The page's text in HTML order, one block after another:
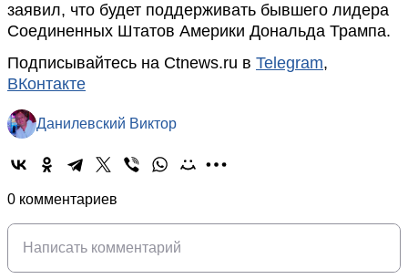
заявил, что будет поддерживать бывшего лидера
Соединенных Штатов Америки Дональда Трампа.
Подписывайтесь на Ctnews.ru в Telegram,
ВКонтакте
Данилевский Виктор
0 комментариев